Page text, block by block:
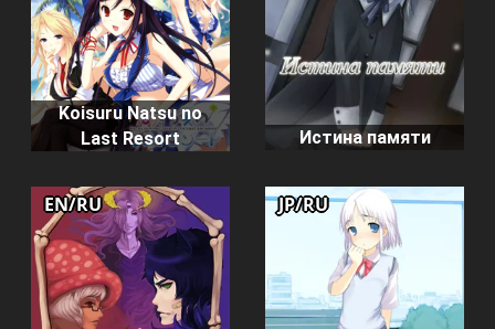
Koisuru Natsu no
Last Resort
Истина памяти
EN/RU JP/RU